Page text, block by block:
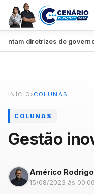
diretrizes de governo
INÍCIO › COLUNAS
COLUNAS
Gestão
Américo Rodrigo
15/08/2023 às 00:00